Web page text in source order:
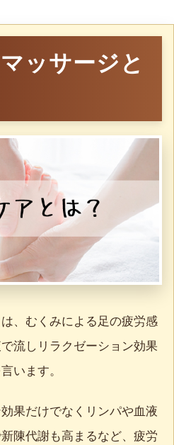
ッサージと
、むくみによる足の疲労感
流しリラクゼーション効果
います。
果だけでなくリンパや血液
陳代謝も高まるなど、疲労